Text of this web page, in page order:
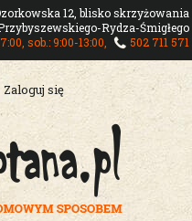
12, blisko skrzyżowania
Rydza-Śmigłego
sob.: 9:00-13:00,
502 711 571
Zaloguj się